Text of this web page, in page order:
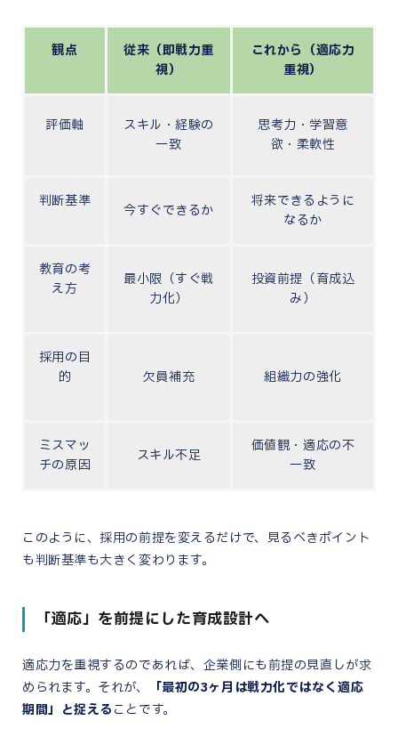
観点
従来（即戦力重
視）
これから（適応力
重視）
評価軸
スキル・経験の
一致
思考力・学習意
欲・柔軟性
判断基準
今すぐできるか
将来できるように
なるか
教育の考
え方
最小限（すぐ戦
力化）
投資前提（育成込
み）
採用の目
的
欠員補充 組織力の強化
ミスマッ
チの原因
スキル不足
価値観・適応の不
一致
このように、採用の前提を変えるだけで、見るべきポイント
も判断基準も大きく変わります。
「適応」を前提にした育成設計へ
適応力を重視するのであれば、企業側にも前提の見直しが求
められます。それが、
「最初の3ヶ月は戦力化ではなく適応
期間」と捉えることです。